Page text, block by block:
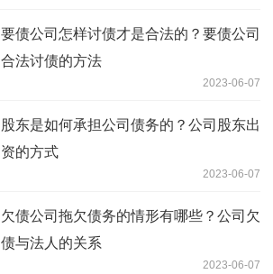
要债公司怎样讨债才是合法的？要债公司
合法讨债的方法
2023-06-07
股东是如何承担公司债务的？公司股东出
资的方式
2023-06-07
欠债公司拖欠债务的情形有哪些？公司欠
债与法人的关系
2023-06-07